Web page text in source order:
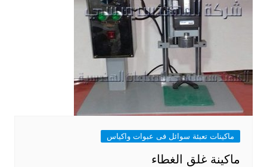
ماكينات تعبئة سوائل فى عبوات واكياس
ماكينة غلق الغطاء